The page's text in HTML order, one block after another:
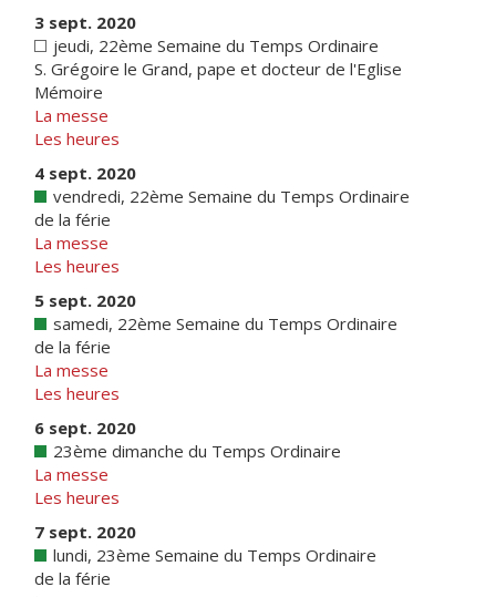
3 sept. 2020
jeudi, 22ème Semaine du Temps Ordinaire
S. Grégoire le Grand, pape et docteur de l'Eglise
Mémoire
La messe
Les heures
4 sept. 2020
vendredi, 22ème Semaine du Temps Ordinaire
de la férie
La messe
Les heures
5 sept. 2020
samedi, 22ème Semaine du Temps Ordinaire
de la férie
La messe
Les heures
6 sept. 2020
23ème dimanche du Temps Ordinaire
La messe
Les heures
7 sept. 2020
lundi, 23ème Semaine du Temps Ordinaire
de la férie